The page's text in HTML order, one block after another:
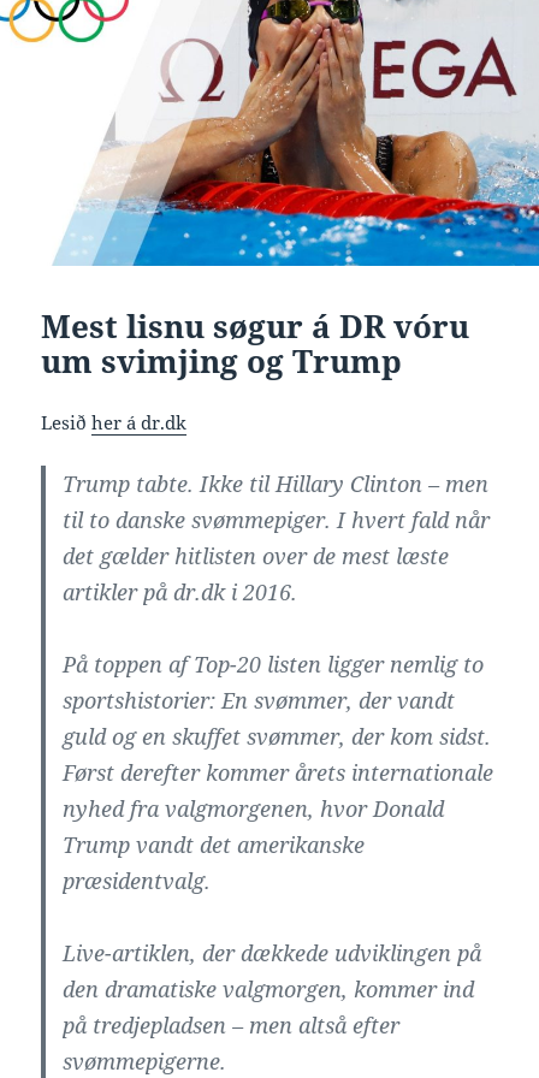
Mest lisnu søgur á DR vóru
um svimjing og Trump
Lesiðher á dr.dk
Trump tabte. Ikke til Hillary Clinton – men
til to danske svømmepiger. I hvert fald når
det gælder hitlisten over de mest læste
artikler på dr.dk i 2016.
På toppen af Top-20 listen ligger nemlig to
sportshistorier: En svømmer, der vandt
guld og en skuffet svømmer, der kom sidst.
Først derefter kommer årets internationale
nyhed fra valgmorgenen, hvor Donald
Trump vandt det amerikanske
præsidentvalg.
Live-artiklen, der dækkede udviklingen på
den dramatiske valgmorgen, kommer ind
på tredjepladsen – men altså efter
svømmepigerne.